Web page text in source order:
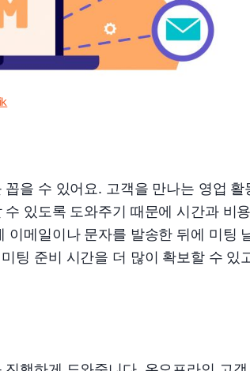
을 수 있어요. 고객을 만나는 영업 활
있도록 도와주기 때문에 시간과 비
이메일이나 문자를 발송한 뒤에 미팅
팅 준비 시간을 더 많이 확보할 수 있